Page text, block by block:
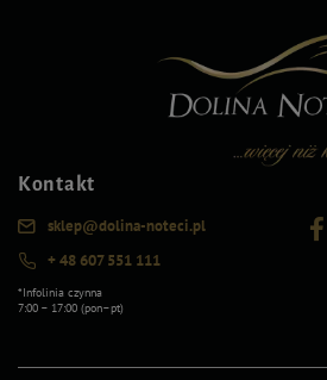
Kontakt
sklep@dolina-noteci.pl
+ 48 607 551 111
*Infolinia czynna
7:00 – 17:00 (pon–pt)